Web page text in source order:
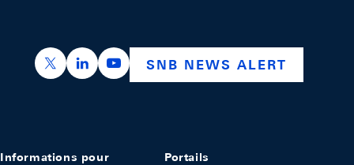
https://x.com/snb_bns
https://ch.linkedin.com/company/swiss-
https://www.youtube.com/
SNB NEWS ALERT
Informations pour Portails